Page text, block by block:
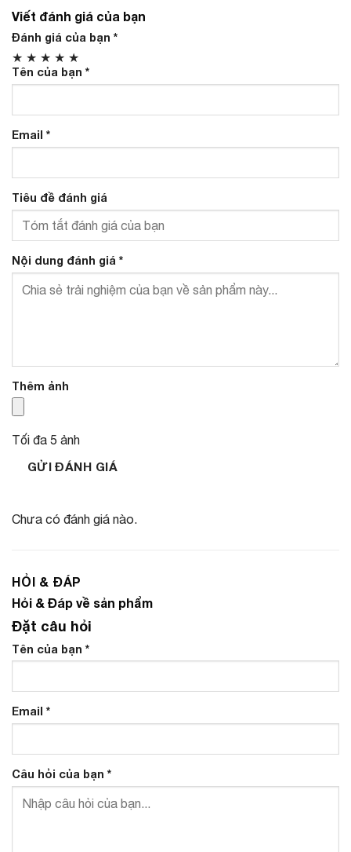
Viết đánh giá của bạn
Đánh giá của bạn *
★ ★ ★ ★ ★
Tên của bạn *
Email *
Tiêu đề đánh giá
Nội dung đánh giá *
Thêm ảnh
Tối đa 5 ảnh
GỬI ĐÁNH GIÁ
Chưa có đánh giá nào.
HỎI & ĐÁP
Hỏi & Đáp về sản phẩm
Đặt câu hỏi
Tên của bạn *
Email *
Câu hỏi của bạn *